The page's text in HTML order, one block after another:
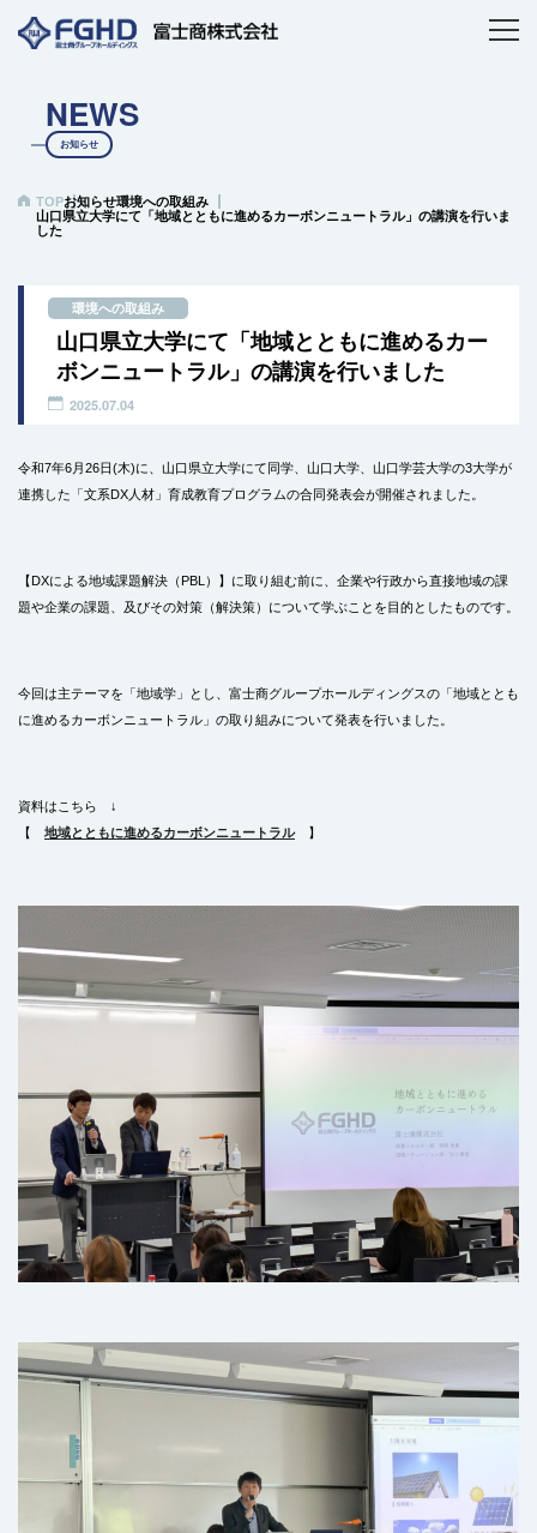
NEWS
お知らせ
TOPお知らせ環境への取組み
山口県立大学にて「地域とともに進めるカーボンニュートラル」の講演を行いま
した
環境への取組み
山口県立大学にて「地域とともに進めるカー
ボンニュートラル」の講演を行いました
2025.07.04
令和7年6月26日(木)に、山口県立大学にて同学、山口大学、山口学芸大学の3大学が
連携した「文系DX人材」育成教育プログラムの合同発表会が開催されました。
【DXによる地域課題解決（PBL）】に取り組む前に、企業や行政から直接地域の課
題や企業の課題、及びその対策（解決策）について学ぶことを目的としたものです。
今回は主テーマを「地域学」とし、富士商グループホールディングスの「地域ととも
に進めるカーボンニュートラル」の取り組みについて発表を行いました。
資料はこちら ↓
【 地域とともに進めるカーボンニュートラル】